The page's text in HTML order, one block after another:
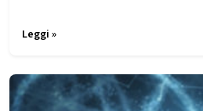
Leggi »